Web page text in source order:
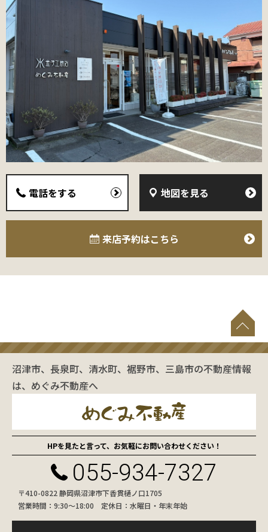
電話をする 地図を見る
来店予約はこちら
沼津市、長泉町、清水町、裾野市、三島市の不動産情報
は、めぐみ不動産へ
HPを見たと言って、お気軽にお問い合わせください！
055-934-7327
〒410-0822 静岡県沼津市下香貫樋ノ口1705
営業時間：9:30〜18:00 定休日：水曜日・年末年始